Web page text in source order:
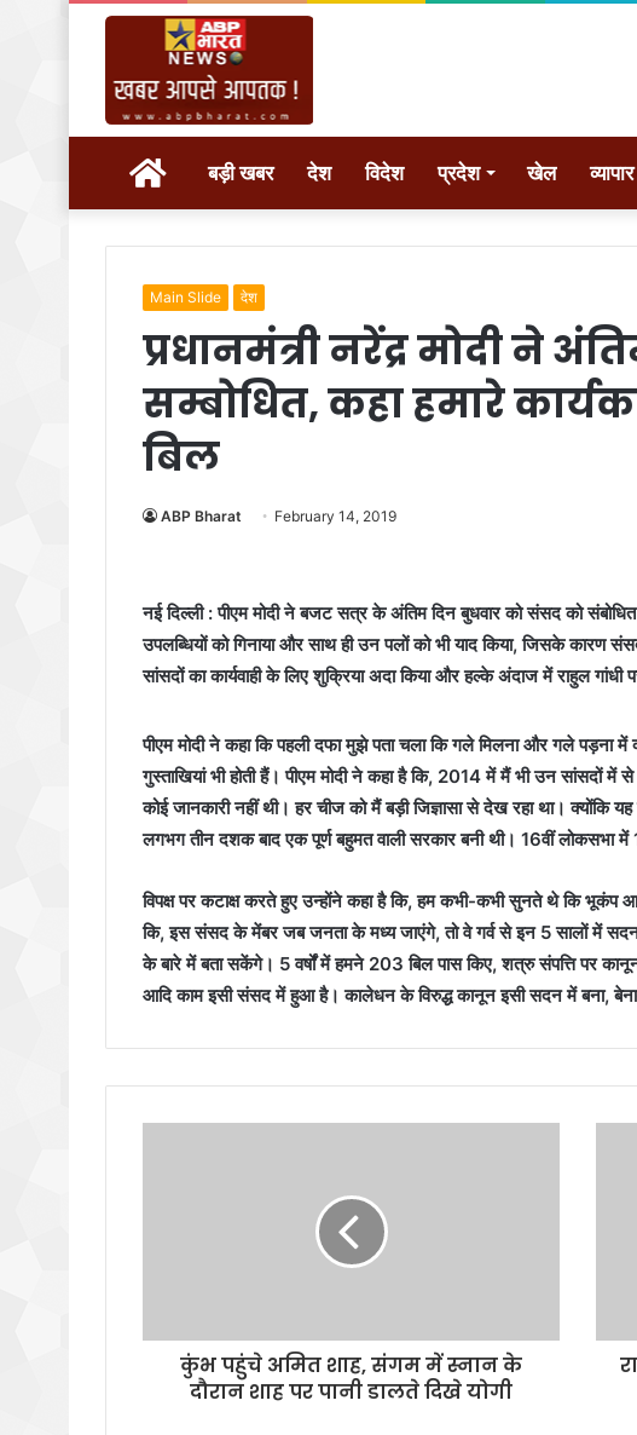
होम बड़ी खबर देश विदेश प्रदेश खेल व्यापार
Main Slide देश
प्रधानमंत्री नरेंद्र मोदी ने
सम्बोधित, कहा हमारे
बिल
ABP Bharat February 14, 2019
नई दिल्ली : पीएम मोदी ने बजट सत्र के अंतिम दिन बुधवार को संसद को
उपलब्धियों को गिनाया और साथ ही उन पलों को भी याद किया, जिसके कारण
सांसदों का कार्यवाही के लिए शुक्रिया अदा किया और हल्के अंदाज में राहुल गांधी
पीएम मोदी ने कहा कि पहली दफा मुझे पता चला कि गले मिलना और गले पड़ना
गुस्ताखियां भी होती हैं। पीएम मोदी ने कहा है कि, 2014 में मैं भी उन
कोई जानकारी नहीं थी। हर चीज को मैं बड़ी जिज्ञासा से देख रहा था। क्योंकि
लगभग तीन दशक बाद एक पूर्ण बहुमत वाली सरकार बनी थी। 16वीं
विपक्ष पर कटाक्ष करते हुए उन्होंने कहा है कि, हम कभी-कभी सुनते थे कि भूकंप
कि, इस संसद के मेंबर जब जनता के मध्य जाएंगे, तो वे गर्व से इन 5 सालों में सदन
के बारे में बता सकेंगे। 5 वर्षों में हमने 203 बिल पास किए, शत्रु संपत्ति पर
आदि काम इसी संसद में हुआ है। कालेधन के विरुद्ध कानून इसी सदन में बना,
कुंभ पहुंचे अमित शाह, संगम में स्नान के
दौरान शाह पर पानी डालते दिखे योगी